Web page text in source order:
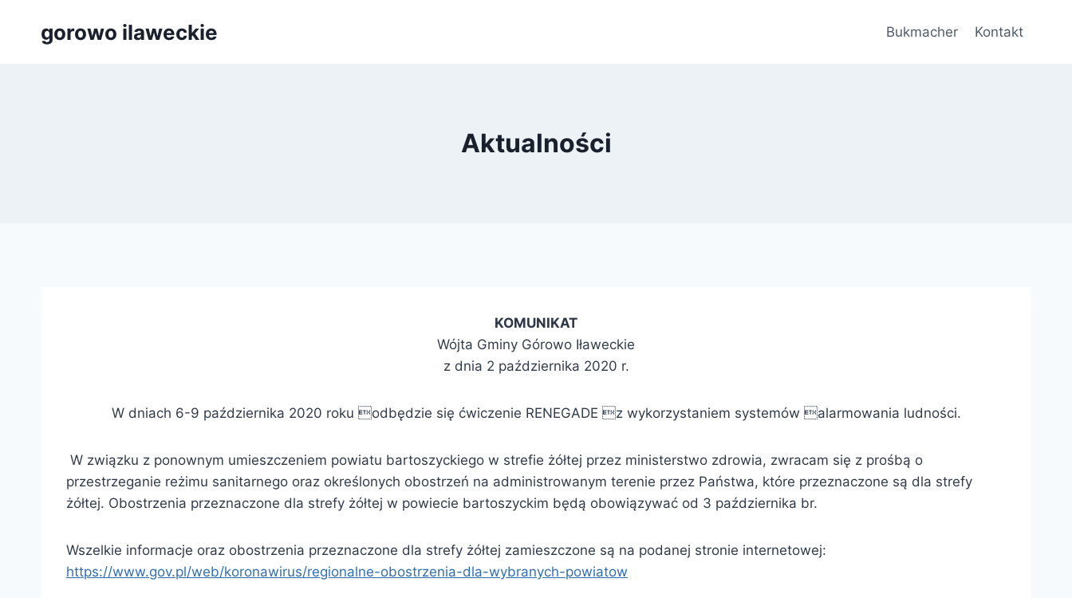
gorowo ilaweckie Bukmacher Kontakt
Aktualności
KOMUNIKAT
Wójta Gminy Górowo Iławeckie
z dnia 2 października 2020 r.
W dniach 6-9 października 2020 roku odbędzie się ćwiczenie RENEGADE z wykorzystaniem systemów alarmowania ludności.
W związku z ponownym umieszczeniem powiatu bartoszyckiego w strefie żółtej przez ministerstwo zdrowia, zwracam się z prośbą o
przestrzeganie reżimu sanitarnego oraz określonych obostrzeń na administrowanym terenie przez Państwa, które przeznaczone są dla strefy
żółtej. Obostrzenia przeznaczone dla strefy żółtej w powiecie bartoszyckim będą obowiązywać od 3 października br.
Wszelkie informacje oraz obostrzenia przeznaczone dla strefy żółtej zamieszczone są na podanej stronie internetowej:
https://www.gov.pl/web/koronawirus/regionalne-obostrzenia-dla-wybranych-powiatow